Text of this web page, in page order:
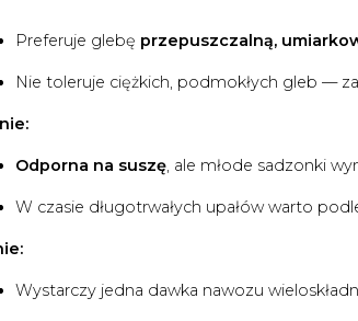
Preferuje glebę przepuszczalną,
Nie toleruje ciężkich, podmokłych gleb —
Odporna na suszę, ale młode sadzonki
W czasie długotrwałych upałów warto
Wystarczy jedna dawka nawozu